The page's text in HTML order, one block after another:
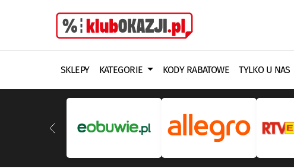
SKLEPY KATEGORIE KODY RABATOWE TYLKO U NAS